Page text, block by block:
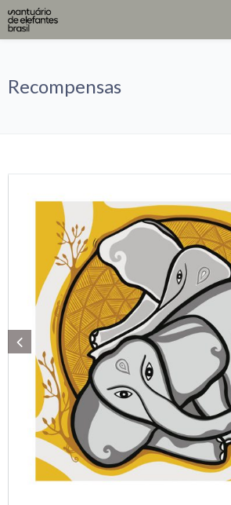
Recompensas